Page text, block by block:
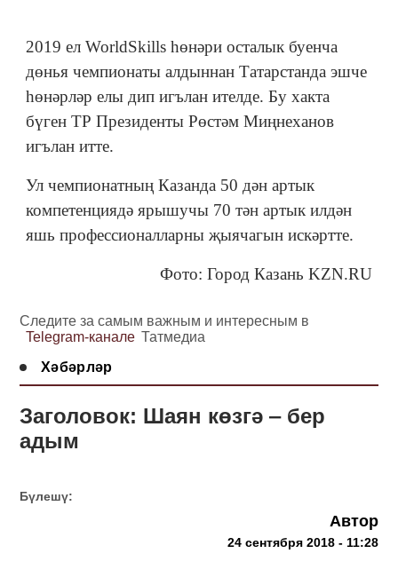
2019 ел WorldSkills һөнәри осталык буенча
дөнья чемпионаты алдыннан Татарстанда эшче
һөнәрләр елы дип игълан ителде. Бу хакта
бүген ТР Президенты Рөстәм Миңнеханов
игълан итте.
Ул чемпионатның Казанда 50 дән артык
компетенциядә ярышучы 70 тән артык илдән
яшь профессионалларны җыячагын искәртте.
Фото: Город Казань KZN.RU
Следите за самым важным и интересным в
Telegram-канале Татмедиа
Хәбәрләр
Заголовок: Шаян көзгә ‒ бер
адым
Бүлешү:
Автор
24 сентября 2018 - 11:28